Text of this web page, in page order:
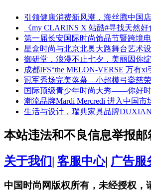
引领健康消费新风潮，海丝腾中国
《my CLARINS X 站酷#寻找天然好
第一届长安国际时尚饰品节暨跨境
星盒时尚与北京北奥大路舞台艺术
御研堂，浪漫不止七夕，美丽因你
成都IFS“the MELON-VERSE 万有xi
冠军秀场完美落幕—小超模弓橤慈
国际顶级青少年时尚大秀——你好
潮流品牌Mardi Mercredi 进入中国市
生活与设计，瑞典家具品牌
本站违法和不良信息举报邮
关于我们 客服中心| 广告服
中国时尚网版权所有，未经授权，